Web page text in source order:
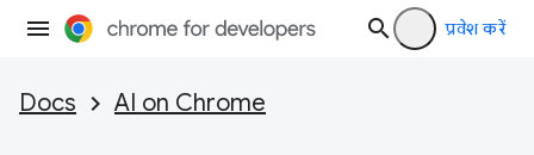
प्रवेश करें
Docs AI on Chrome